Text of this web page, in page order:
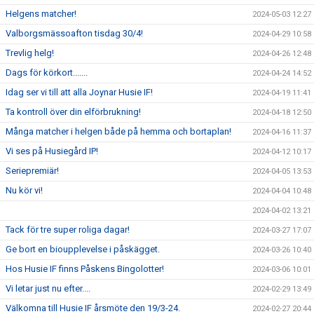
Helgens matcher! 2024-05-03 12:27
Valborgsmässoafton tisdag 30/4! 2024-04-29 10:58
Trevlig helg! 2024-04-26 12:48
Dags för körkort....... 2024-04-24 14:52
Idag ser vi till att alla Joynar Husie IF! 2024-04-19 11:41
Ta kontroll över din elförbrukning! 2024-04-18 12:50
Många matcher i helgen både på hemma och bortaplan! 2024-04-16 11:37
Vi ses på Husiegård IP! 2024-04-12 10:17
Seriepremiär! 2024-04-05 13:53
Nu kör vi! 2024-04-04 10:48
2024-04-02 13:21
Tack för tre super roliga dagar! 2024-03-27 17:07
Ge bort en bioupplevelse i påskägget. 2024-03-26 10:40
Hos Husie IF finns Påskens Bingolotter! 2024-03-06 10:01
Vi letar just nu efter.... 2024-02-29 13:49
Välkomna till Husie IF årsmöte den 19/3-24. 2024-02-27 20:44